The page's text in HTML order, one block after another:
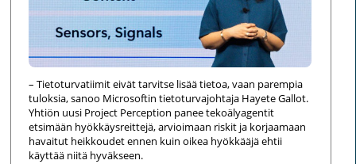
– Tietoturvatiimit eivät tarvitse lisää tietoa, vaan parempia
tuloksia, sanoo Microsoftin tietoturvajohtaja Hayete Gallot.
Yhtiön uusi Project Perception panee tekoälyagentit
etsimään hyökkäysreittejä, arvioimaan riskit ja korjaamaan
havaitut heikkoudet ennen kuin oikea hyökkääjä ehtii
käyttää niitä hyväkseen.